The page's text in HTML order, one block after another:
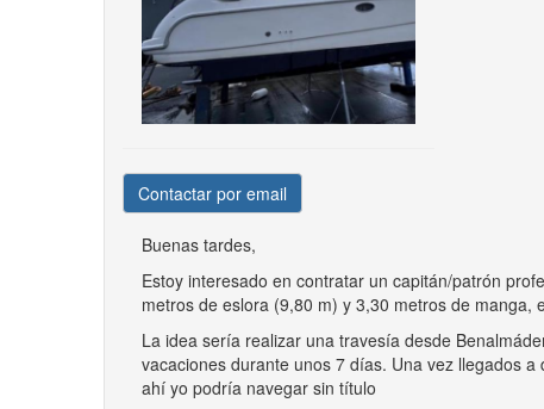
Contactar por email
Buenas tardes,
Estoy interesado en contratar un capitán/patrón
metros de eslora (9,80 m) y 3,30 metros de manga,
La idea sería realizar una travesía desde
vacaciones durante unos 7 días. Una vez llegados
ahí yo podría navegar sin título